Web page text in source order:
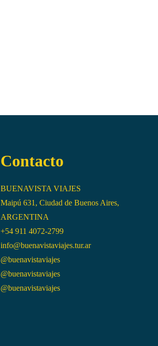
Contacto
BUENAVISTA VIAJES
Maipú 631, Ciudad de Buenos Aires,
ARGENTINA
+54 911 4072-2799
info@buenavistaviajes.tur.ar
@buenavistaviajes
@buenavistaviajes
@buenavistaviajes